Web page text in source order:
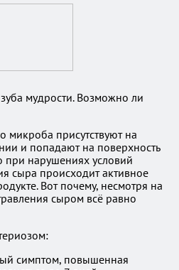
мудрости. Возможно ли
микроба присутствуют на
и попадают на поверхность
при нарушениях условий
сыра происходит активное
Вот почему, несмотря на
сыром всё равно
симптом, повышенная